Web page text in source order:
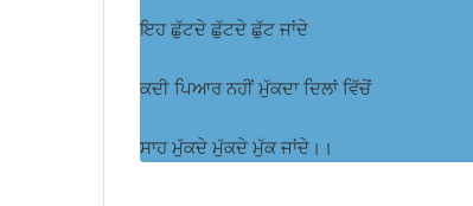
ਇਹ ਛੁੱਟਦੇ ਛੁੱਟਦੇ ਛੁੱਟ ਜਾਂਦੇ
ਕਦੀ ਪਿਆਰ ਨਹੀਂ ਮੁੱਕਦਾ ਦਿਲਾਂ ਵਿੱਚੋਂ
ਸਾਹ ਮੁੱਕਦੇ ਮੁੱਕਦੇ ਮੁੱਕ ਜਾਂਦੇ।।